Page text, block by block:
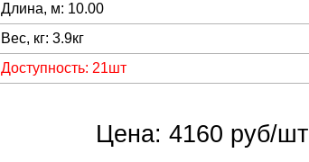
Длина, м: 10.00
Вес, кг: 3.9кг
Доступность: 21шт
Цена: 4160 руб/шт